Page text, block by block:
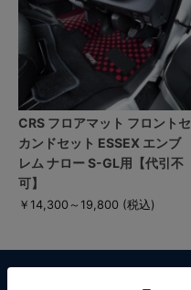
CRS フロアマット フロントセ
カンドセット ESSEX エンブ
レム ナロー S-GL用【代引不
可】
￥14,300～19,800 (税込)